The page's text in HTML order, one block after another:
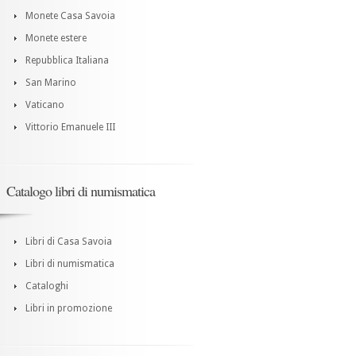
Monete Casa Savoia
Monete estere
Repubblica Italiana
San Marino
Vaticano
Vittorio Emanuele III
Catalogo libri di numismatica
Libri di Casa Savoia
Libri di numismatica
Cataloghi
Libri in promozione